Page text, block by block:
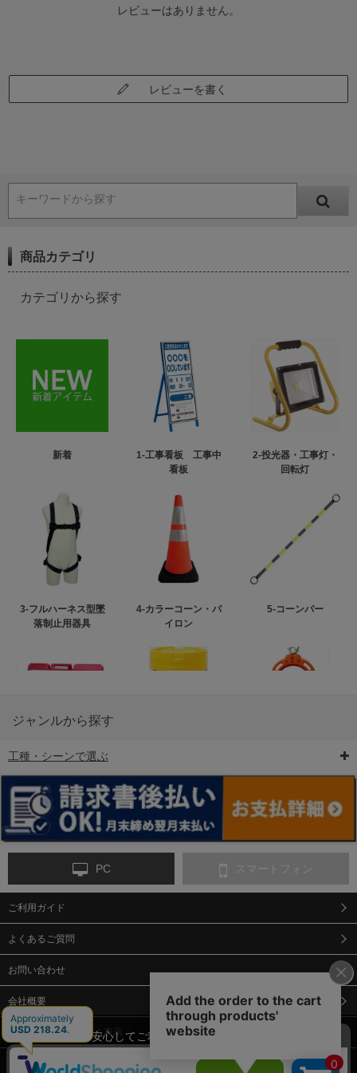
レビューはありません。
レビューを書く
キーワードから探す
商品カテゴリ
カテゴリから探す
新着
1-工事看板 工事中
看板
2-投光器・工事灯・
回転灯
3-フルハーネス型墜
落制止用器具
4-カラーコーン・パ
イロン
5-コーンバー
6-矢印板/LED矢印板
ンス
9-点字マット・タイ
12-安全ベスト 13-誘導灯・誘導棒・ 14-ライフジャケット
ジャンルから探す
工種・シーンで選ぶ
PC スマートフォン
ご利用ガイド
よくあるご質問
お問い合わせ
会社概要
特定商取引法に基づく表示
個人情報保護方針
当サイトでは、安心してご利用いただくため（なりすまし防止
等）、またサイトの利便性向上のため、クッキー(Cookie)を使用
しています。 サイトのクッキー(Cookie)の使用に関しては、「プ